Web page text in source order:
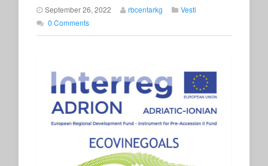
September 26, 2022 rbcentarkg
Vesti
0 Comments